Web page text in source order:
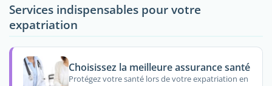
Services indispensables pour votre
expatriation
Choisissez la meilleure assurance santé
Protégez votre santé lors de votre expatriation en